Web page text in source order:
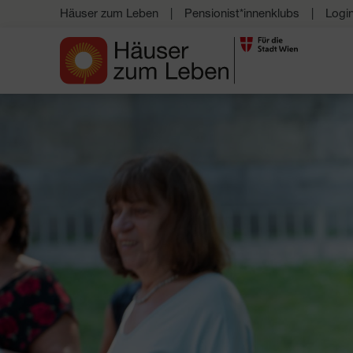
Häuser zum Leben Pensionist*innenklubs